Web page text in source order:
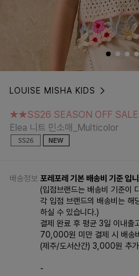
LOUISE MISHA KIDS
Elea 니트 민소매_Multicolor
★★SS26 SEASON OFF
Elea 니트 민소매_Multicolor
배송정보 포레포레 기본 배송비 기준 입
(입점브랜드는 배송비 기준이
각 입점 브랜드의 배송비는 해
하실 수 있습니다.)
결제 완료 후 평균 3일 이내출
70,000원 미만 결제 시 배송
(제주/도서산간) 3,000원 추가
-